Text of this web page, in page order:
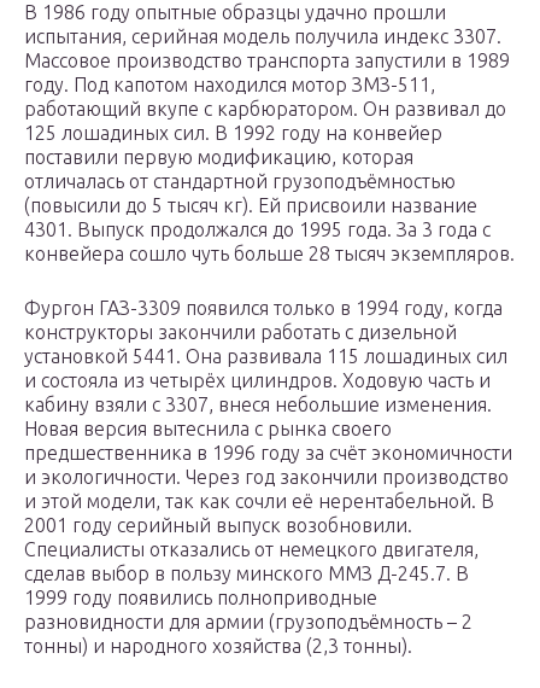
В 1986 году опытные образцы удачно прошли
испытания, серийная модель получила индекс 3307.
Массовое производство транспорта запустили в 1989
году. Под капотом находился мотор ЗМЗ-511,
работающий вкупе с карбюратором. Он развивал до
125 лошадиных сил. В 1992 году на конвейер
поставили первую модификацию, которая
отличалась от стандартной грузоподъёмностью
(повысили до 5 тысяч кг). Ей присвоили название
4301. Выпуск продолжался до 1995 года. За 3 года с
конвейера сошло чуть больше 28 тысяч экземпляров.
Фургон ГАЗ-3309 появился только в 1994 году, когда
конструкторы закончили работать с дизельной
установкой 5441. Она развивала 115 лошадиных сил
и состояла из четырёх цилиндров. Ходовую часть и
кабину взяли с 3307, внеся небольшие изменения.
Новая версия вытеснила с рынка своего
предшественника в 1996 году за счёт экономичности
и экологичности. Через год закончили производство
и этой модели, так как сочли её нерентабельной. В
2001 году серийный выпуск возобновили.
Специалисты отказались от немецкого двигателя,
сделав выбор в пользу минского ММЗ Д-245.7. В
1999 году появились полноприводные
разновидности для армии (грузоподъёмность – 2
тонны) и народного хозяйства (2,3 тонны).